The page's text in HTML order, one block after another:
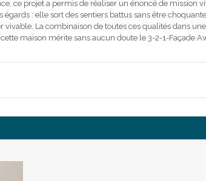
ce projet a permis de réaliser un énoncé de mission
: elle sort des sentiers battus sans être
La combinaison de toutes ces qualités dans
maison mérite sans aucun doute le 3-2-1-Façade